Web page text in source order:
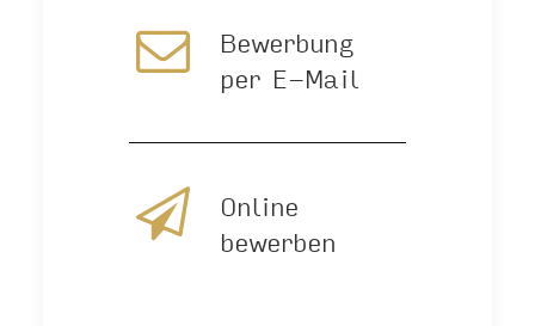
Bewerbung
per E-Mail
Online
bewerben